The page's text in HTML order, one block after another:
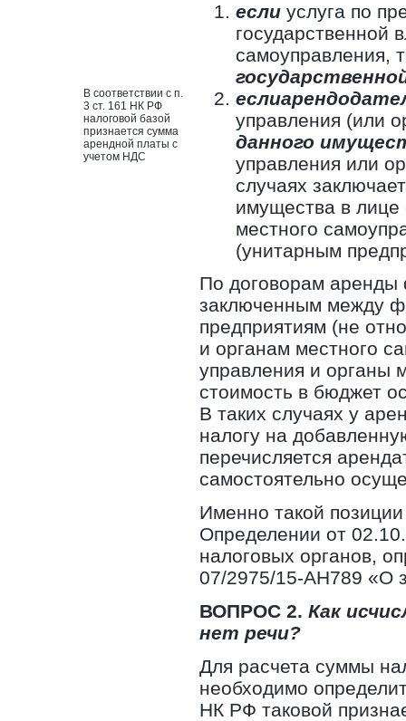
В соответствии с п.
3 ст. 161 НК РФ
налоговой базой
признается сумма
арендной платы с
учетом НДС
если услуга по
государственной
самоуправления,
если
управления (или
данного
управления или
случаях
имущества в лице
местного
(унитарным
По договорам аренды
заключенным между
предприятиям (не
и органам местного
управления и органы
стоимость в бюджет
В таких случаях у
налогу на
перечисляется
самостоятельно
Именно такой
Определении от
налоговых органов,
07/2975/15-АН789 «О
ВОПРОС 2. Как
нет речи?
Для расчета суммы
необходимо
НК РФ таковой